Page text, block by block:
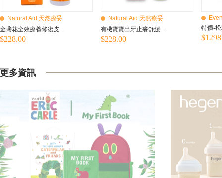
Natural Aid 天然療妥
金盞花全效療養修復皮...
$228.00
Natural Aid 天然療妥
有機寶寶出牙止癢舒緩...
$228.00
特價-
更多資訊